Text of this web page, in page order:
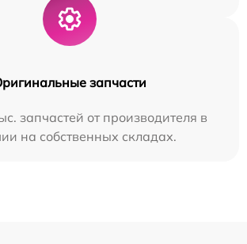
запчасти
запчастей от производителя в
на собственных складах.